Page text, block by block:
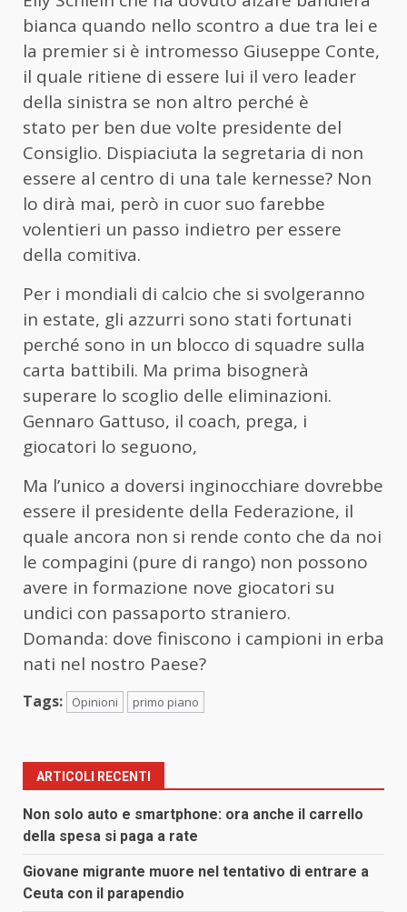
bianca quando nello scontro a due tra lei e
la premier si è intromesso Giuseppe Conte,
il quale ritiene di essere lui il vero leader
della sinistra se non altro perché è
stato per ben due volte presidente del
Consiglio. Dispiaciuta la segretaria di non
essere al centro di una tale kernesse? Non
lo dirà mai, però in cuor suo farebbe
volentieri un passo indietro per essere
della comitiva.
Per i mondiali di calcio che si svolgeranno
in estate, gli azzurri sono stati fortunati
perché sono in un blocco di squadre sulla
carta battibili. Ma prima bisognerà
superare lo scoglio delle eliminazioni.
Gennaro Gattuso, il coach, prega, i
giocatori lo seguono,
Ma l’unico a doversi inginocchiare dovrebbe
essere il presidente della Federazione, il
quale ancora non si rende conto che da noi
le compagini (pure di rango) non possono
avere in formazione nove giocatori su
undici con passaporto straniero.
Domanda: dove finiscono i campioni in erba
nati nel nostro Paese?
Tags: Opinioni primo piano
ARTICOLI RECENTI
Non solo auto e smartphone: ora anche il carrello
della spesa si paga a rate
Giovane migrante muore nel tentativo di entrare a
Ceuta con il parapendio